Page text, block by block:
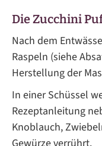
Die Zucchini
Nach dem
Raspeln (siehe
Herstellung der
In einer Schüssel
Rezeptanleitung
Knoblauch,